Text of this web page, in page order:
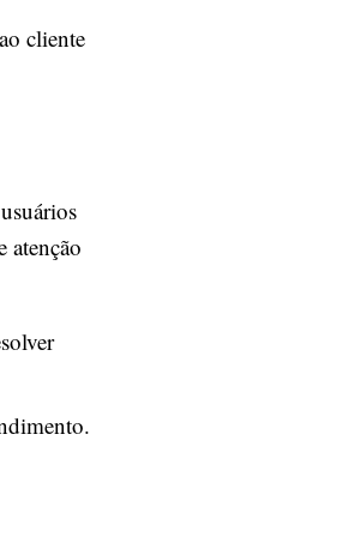
cliente
atenção